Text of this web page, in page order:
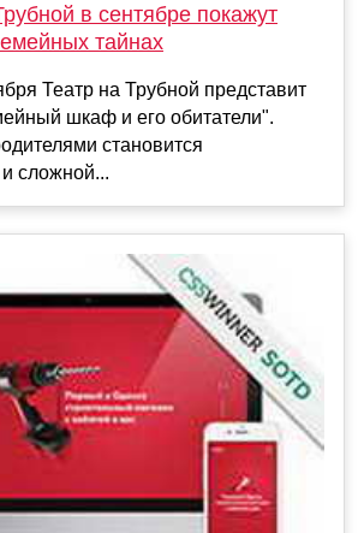
в сентябре покажут
тайнах
Театр на Трубной представит
шкаф и его обитатели".
становится
сложной...